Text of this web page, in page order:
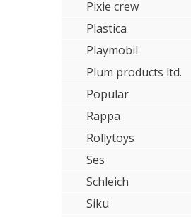
Pixie crew
Plastica
Playmobil
Plum products ltd.
Popular
Rappa
Rollytoys
Ses
Schleich
Siku